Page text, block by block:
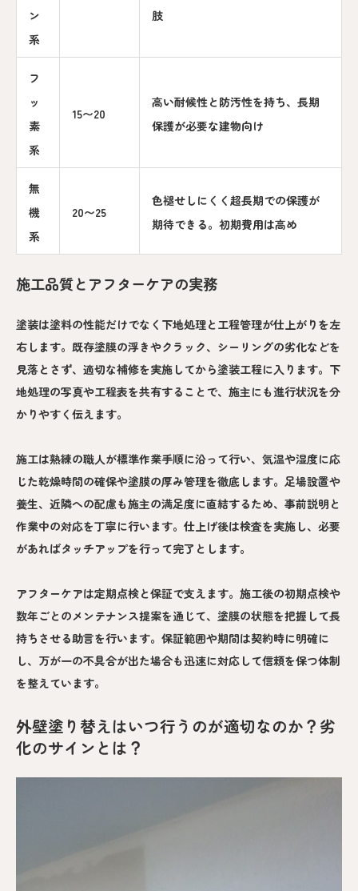
ン
系
肢
フ
ッ
素
系
15〜20
高い耐候性と防汚性を持ち、長期
保護が必要な建物向け
無
機
系
20〜25
色褪せしにくく超長期での保護が
期待できる。初期費用は高め
施工品質とアフターケアの実務
塗装は塗料の性能だけでなく下地処理と工程管理が仕上がりを左
右します。既存塗膜の浮きやクラック、シーリングの劣化などを
見落とさず、適切な補修を実施してから塗装工程に入ります。下
地処理の写真や工程表を共有することで、施主にも進行状況を分
かりやすく伝えます。
施工は熟練の職人が標準作業手順に沿って行い、気温や湿度に応
じた乾燥時間の確保や塗膜の厚み管理を徹底します。足場設置や
養生、近隣への配慮も施主の満足度に直結するため、事前説明と
作業中の対応を丁寧に行います。仕上げ後は検査を実施し、必要
があればタッチアップを行って完了とします。
アフターケアは定期点検と保証で支えます。施工後の初期点検や
数年ごとのメンテナンス提案を通じて、塗膜の状態を把握して長
持ちさせる助言を行います。保証範囲や期間は契約時に明確に
し、万が一の不具合が出た場合も迅速に対応して信頼を保つ体制
を整えています。
外壁塗り替えはいつ行うのが適切なのか？劣
化のサインとは？